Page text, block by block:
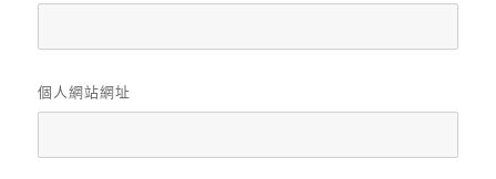
個人網站網址